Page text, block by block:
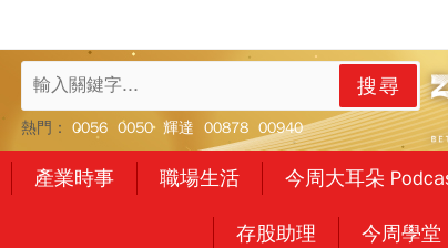
搜尋
熱門： 0056 0050 輝達 00878 00940
產業時事 職場生活 今周大耳朵
存股助理 今周學堂